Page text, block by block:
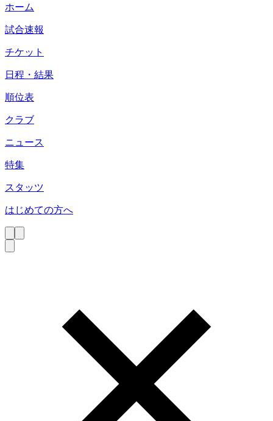
ホーム
試合速報
チケット
日程・結果
順位表
クラブ
ニュース
特集
スタッツ
はじめての方へ